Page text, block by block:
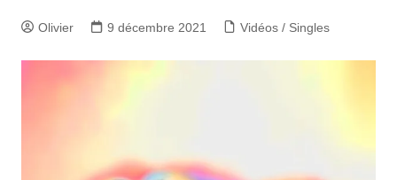
Olivier 9 décembre 2021 Vidéos / Singles